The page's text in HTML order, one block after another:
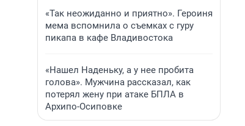
«Так неожиданно и приятно». Героиня
мема вспомнила о съемках с гуру
пикапа в кафе Владивостока
«Нашел Наденьку, а у нее пробита
голова». Мужчина рассказал, как
потерял жену при атаке БПЛА в
Архипо-Осиповке